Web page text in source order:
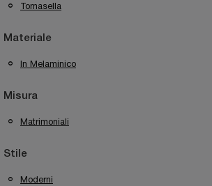
Tomasella
Materiale
In Melaminico
Misura
Matrimoniali
Stile
Moderni